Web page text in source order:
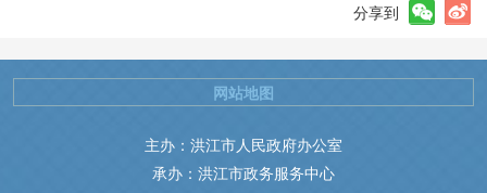
分享到
主办：洪江市人民政府办公室
承办：洪江市政务服务中心
网站地图